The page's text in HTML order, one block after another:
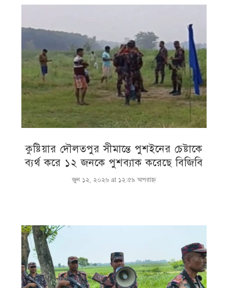
কুষ্টিয়ার দৌলতপুর সীমান্তে পুশইনের চেষ্টাকে
ব্যর্থ করে ১২ জনকে পুশব্যাক করেছে বিজিবি
জুন ১২, ২০২৬ at ১২:৫৯ অপরাহ্ণ